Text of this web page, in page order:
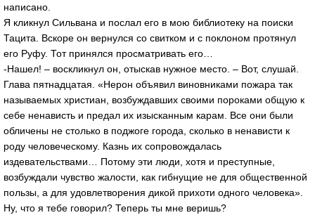
написано.
Я кликнул Сильвана и послал его в мою библиотеку на поиски
Тацита. Вскоре он вернулся со свитком и с поклоном протянул
его Руфу. Тот принялся просматривать его…
-Нашел! – воскликнул он, отыскав нужное место. – Вот, слушай.
Глава пятнадцатая. «Нерон объявил виновниками пожара так
называемых христиан, возбуждавших своими пороками общую к
себе ненависть и предал их изысканным карам. Все они были
обличены не столько в поджоге города, сколько в ненависти к
роду человеческому. Казнь их сопровождалась
издевательствами… Потому эти люди, хотя и преступные,
возбуждали чувство жалости, как гибнущие не для общественной
пользы, а для удовлетворения дикой прихоти одного человека».
Ну, что я тебе говорил? Теперь ты мне веришь?